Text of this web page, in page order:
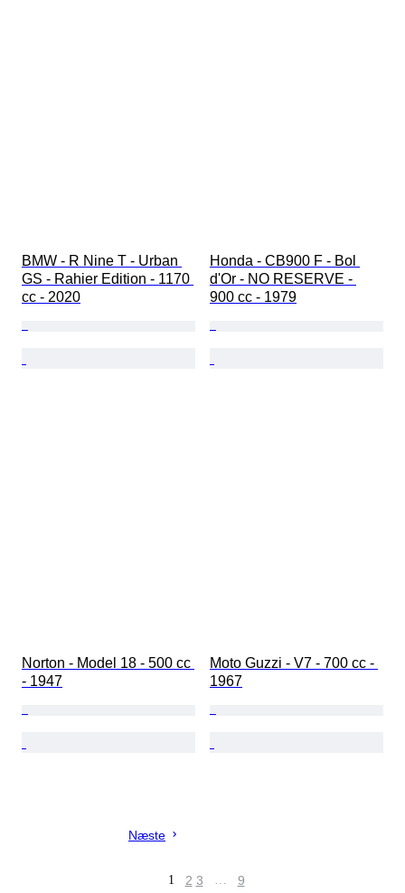
BMW - R Nine T - Urban
GS - Rahier Edition - 1170
cc - 2020
Honda - CB900 F - Bol
d'Or - NO RESERVE -
900 cc - 1979
Norton - Model 18 - 500 cc
- 1947
Moto Guzzi - V7 - 700 cc -
1967
Næste
1 2 3 … 9